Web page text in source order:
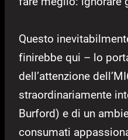
Questo
finirebbe qui – lo
dell’attenzione
straordinariamente
Burford) e di un
consumati